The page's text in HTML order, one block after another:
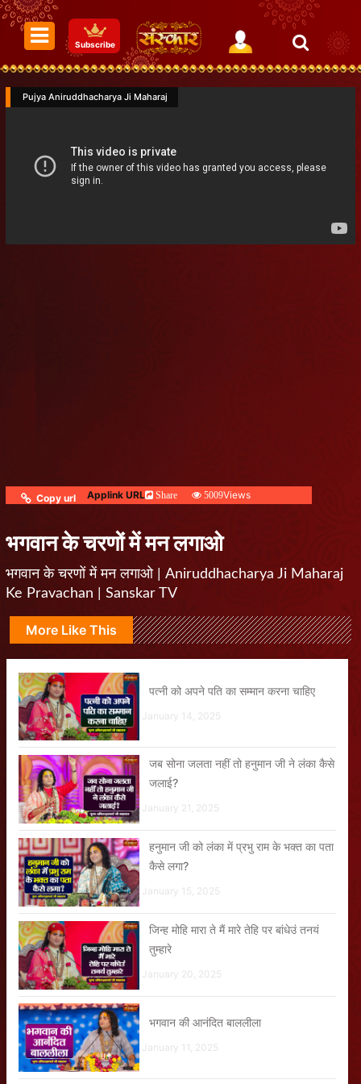
Subscribe
Pujya Aniruddhacharya Ji Maharaj
Copy url Applink URL Share 5009Views
भगवान के चरणों में मन लगाओ
भगवान के चरणों में मन लगाओ | Aniruddhacharya Ji Maharaj
Ke Pravachan | Sanskar TV
More Like This
पत्नी को अपने पति का सम्मान करना चाहिए
January 14, 2025
जब सोना जलता नहीं तो हनुमान जी ने लंका कैसे
जलाई?
January 21, 2025
हनुमान जी को लंका में प्रभु राम के भक्त का पता
कैसे लगा?
January 15, 2025
जिन्ह मोहि मारा ते मैं मारे तेहि पर बांधेउं तनयं
तुम्हारे
January 20, 2025
भगवान की आनंदित बाललीला
January 11, 2025